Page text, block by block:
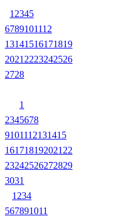
1 2345
6789101112
13141516171819
2021 2223242526
2728
1
2345678
9101112131415
161718192021 22
23242526272829
3031
1 234
567891011